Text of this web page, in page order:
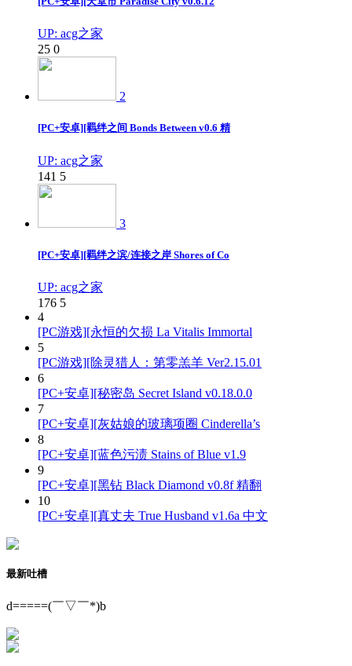
UP: acg之家
25 0
2
[PC+安卓][羁绊之间 Bonds Between v0.6 精
UP: acg之家
141 5
3
[PC+安卓][羁绊之滨/连接之岸 Shores of Co
UP: acg之家
176 5
4
[PC游戏][永恒的欠损 La Vitalis Immortal
5
[PC游戏][除灵猎人：第零羔羊 Ver2.15.01
6
[PC+安卓][秘密岛 Secret Island v0.18.0.0
7
[PC+安卓][灰姑娘的玻璃项圈 Cinderella’s
8
[PC+安卓][蓝色污渍 Stains of Blue v1.9
9
[PC+安卓][黑钻 Black Diamond v0.8f 精翻
10
[PC+安卓][真丈夫 True Husband v1.6a 中文
最新吐槽
d=====(￣▽￣*)b